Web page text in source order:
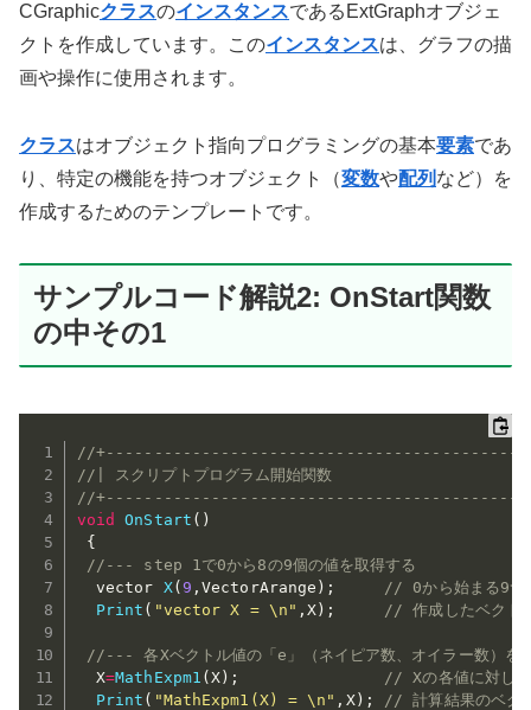
CGraphicクラスのインスタンスであるExtGraphオブジェ
クトを作成しています。このインスタンスは、グラフの描
画や操作に使用されます。
クラスはオブジェクト指向プログラミングの基本要素であ
り、特定の機能を持つオブジェクト（変数や配列 など）を
作成するためのテンプレートです。
サンプルコード解説2: OnStart関数
の中その1
//
//| スクリプトプログラム開始関数
//
void
OnStart ( )
{
//--- step 1で0から8の9個の値を取得する
  vector
X( 9 ,VectorArange ) ;
// 0から始まる9つ
Print ( "vector X = \n" ,X) ; // 作成したベクト
//--- 各Xベクトル値の「e」（ネイピア数、オイラー数）を
  X
=MathExpm1 (X) ;
// Xの各値に対し
Print ( "MathExpm1(X) = \n" , X) ; // 計算結果のベク